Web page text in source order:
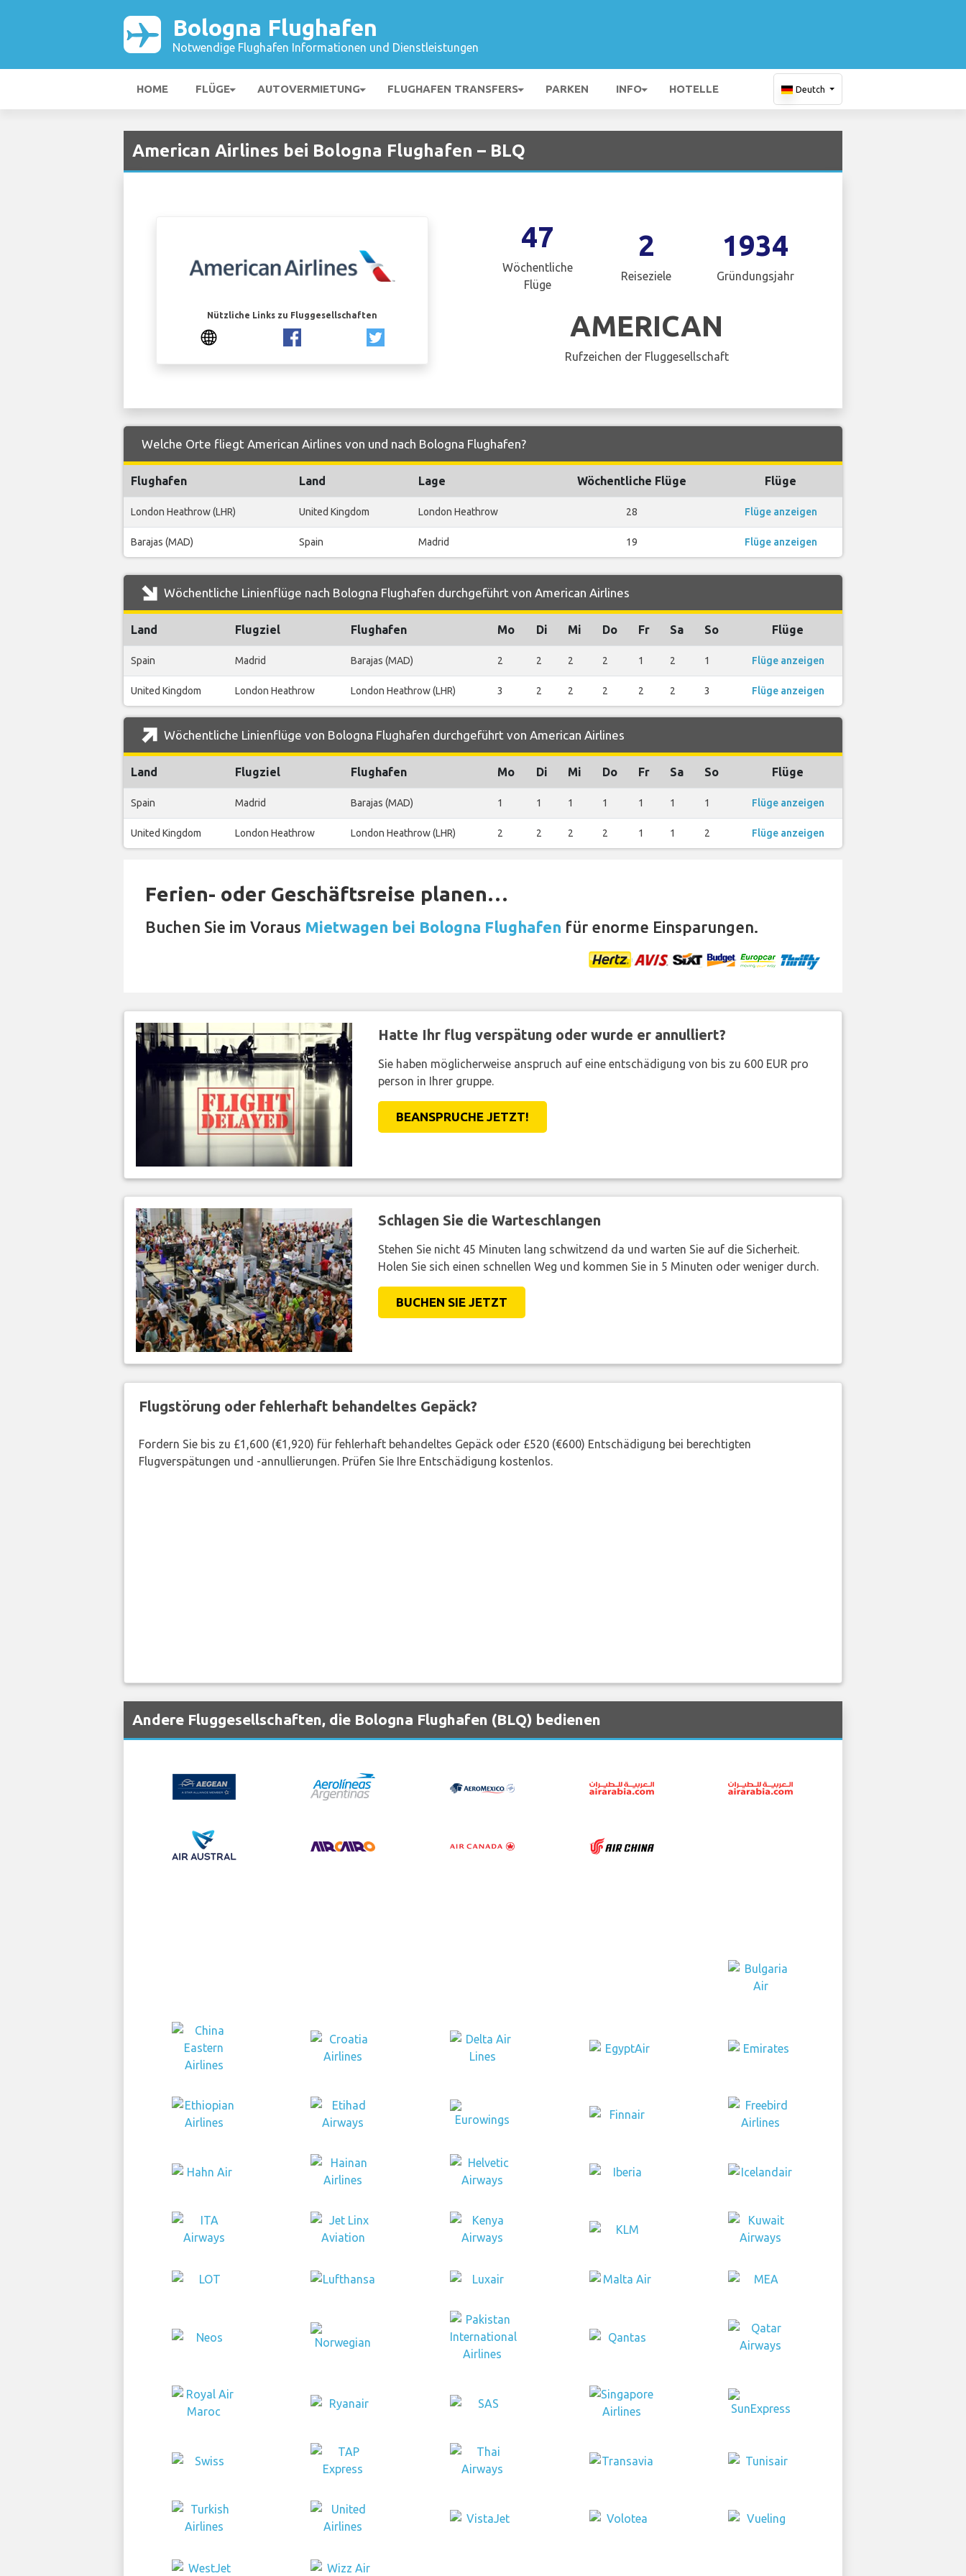
Bologna Flughafen
Notwendige Flughafen Informationen und Dienstleistungen
HOME FLÜGE AUTOVERMIETUNG FLUGHAFEN TRANSFERS PARKEN INFO HOTELLE Deutch
American Airlines bei Bologna Flughafen – BLQ
Nützliche Links zu Fluggesellschaften
47
Wöchentliche
Flüge
2
Reiseziele
1934
Gründungsjahr
AMERICAN
Rufzeichen der Fluggesellschaft
Welche Orte fliegt American Airlines von und nach Bologna Flughafen?
Flughafen Land Lage Wöchentliche Flüge Flüge
London Heathrow (LHR) United Kingdom London Heathrow 28 Flüge anzeigen
Barajas (MAD) Spain Madrid 19 Flüge anzeigen
Wöchentliche Linienflüge nach Bologna Flughafen durchgeführt von American Airlines
Land Flugziel Flughafen Mo Di Mi Do Fr Sa So Flüge
Spain Madrid Barajas (MAD) 2 2 2 2 1 2 1 Flüge anzeigen
United Kingdom London Heathrow London Heathrow (LHR) 3 2 2 2 2 2 3 Flüge anzeigen
Wöchentliche Linienflüge von Bologna Flughafen durchgeführt von American Airlines
Land Flugziel Flughafen Mo Di Mi Do Fr Sa So Flüge
Spain Madrid Barajas (MAD) 1 1 1 1 1 1 1 Flüge anzeigen
United Kingdom London Heathrow London Heathrow (LHR) 2 2 2 2 1 1 2 Flüge anzeigen
Ferien- oder Geschäftsreise planen…
Buchen Sie im Voraus Mietwagen bei Bologna Flughafen für enorme Einsparungen.
Hatte Ihr flug verspätung oder wurde er annulliert?
Sie haben möglicherweise anspruch auf eine entschädigung von bis zu 600 EUR pro
person in Ihrer gruppe.
BEANSPRUCHE JETZT!
Schlagen Sie die Warteschlangen
Stehen Sie nicht 45 Minuten lang schwitzend da und warten Sie auf die Sicherheit.
Holen Sie sich einen schnellen Weg und kommen Sie in 5 Minuten oder weniger durch.
BUCHEN SIE JETZT
Flugstörung oder fehlerhaft behandeltes Gepäck?
Fordern Sie bis zu £1,600 (€1,920) für fehlerhaft behandeltes Gepäck oder £520 (€600) Entschädigung bei berechtigten
Flugverspätungen und -annullierungen. Prüfen Sie Ihre Entschädigung kostenlos.
Andere Fluggesellschaften, die Bologna Flughafen (BLQ) bedienen